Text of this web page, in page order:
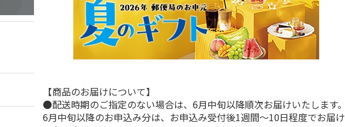
【商品のお届けについて】
●配送時期のご指定のない場合は、6月中旬以降順次お届けいたします。
6月中旬以降のお申込み分は、お申込み受付後1週間～10日程度でお届け